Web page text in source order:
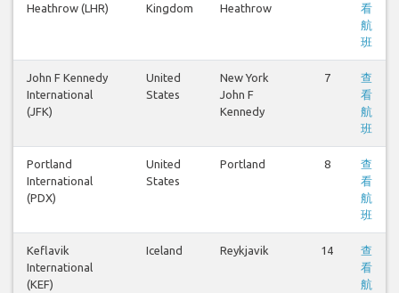
Heathrow (LHR)
Kingdom
Heathrow
看
航
班
John F Kennedy
International
(JFK)
United
States
New York
John F
Kennedy
7
查
看
航
班
Portland
International
(PDX)
United
States
Portland 8
查
看
航
班
Keflavik
International
(KEF)
Iceland Reykjavik 14
查
看
航